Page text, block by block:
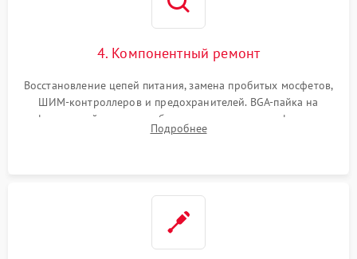
4. Компонентный ремонт
Восстановление цепей питания, замена пробитых мосфетов,
ШИМ-контроллеров и предохранителей. BGA-пайка на
инфракрасной станции реболлинг или замена графического
чипа и дефектной памяти GDDR. Прошивка BIOS
Подробнее